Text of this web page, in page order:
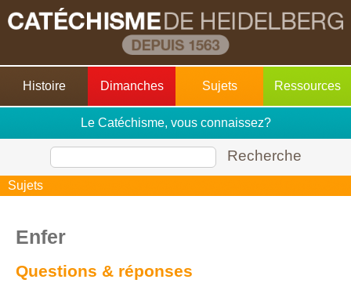
Histoire Dimanches Sujets Ressources
Le Catéchisme, vous connaissez?
Recherche
Sujets
Enfer
Questions & réponses